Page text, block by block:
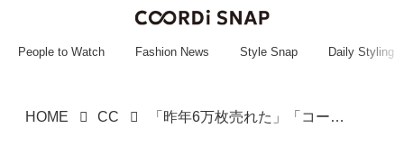
~~~~~~~~~~~
People to Watch Fashion News Style Snap Daily Styling
HOME CC 「昨年6万枚売れた」「コーデが5秒で決まる」【ROPÉ PICNIC】の「セットアップシリーズ」